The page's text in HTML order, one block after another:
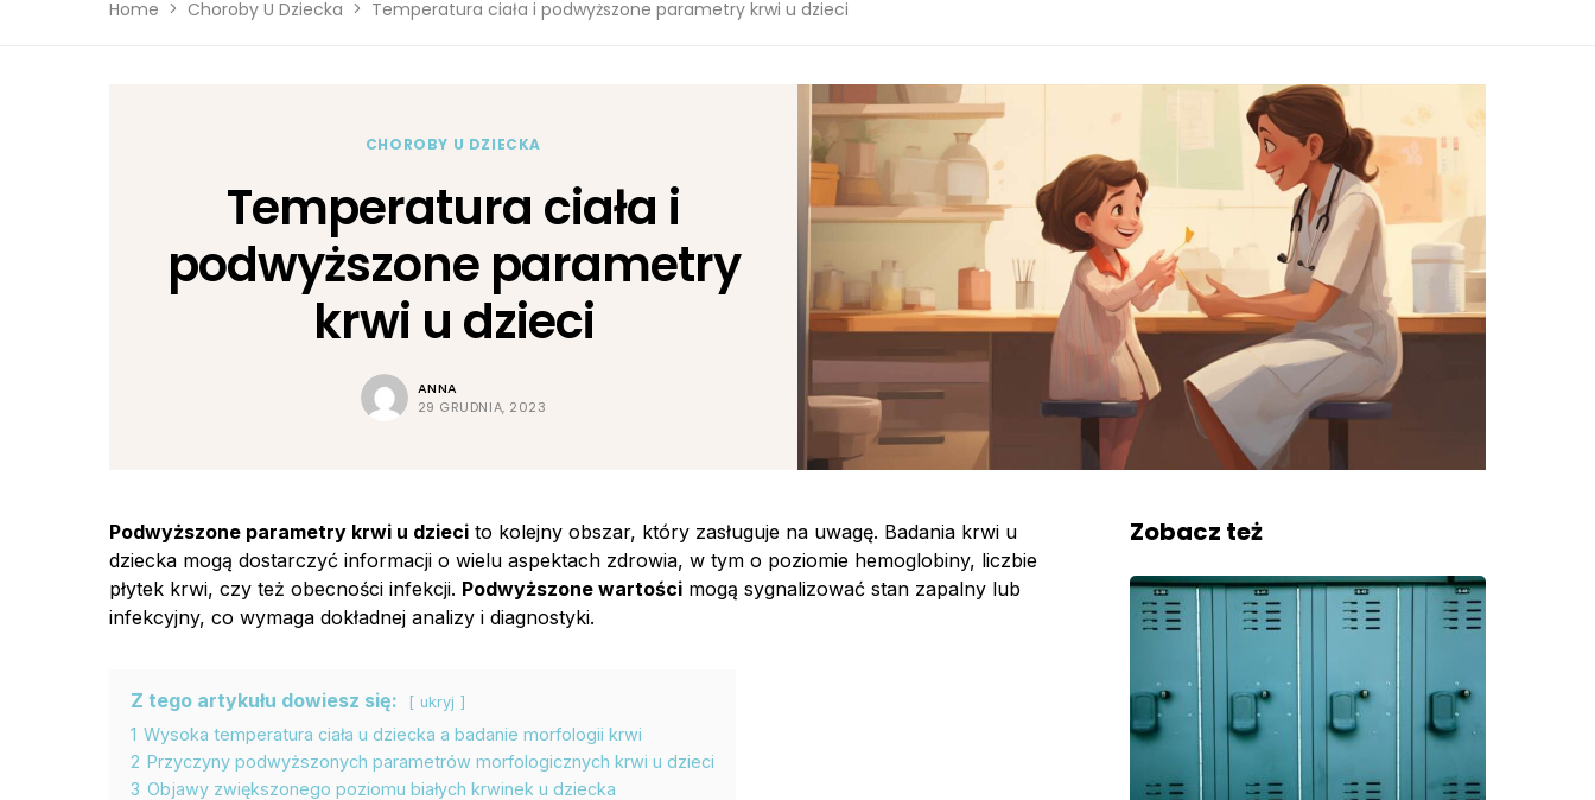
Home Choroby U Dziecka Temperatura ciała i podwyższone parametry krwi u dzieci
CHOROBY U DZIECKA
Temperatura ciała i
podwyższone parametry
krwi u dzieci
ANNA
29 GRUDNIA, 2023
Podwyższone parametry krwi u dzieci to kolejny obszar, który zasługuje na uwagę. Badania krwi u
dziecka mogą dostarczyć informacji o wielu aspektach zdrowia, w tym o poziomie hemoglobiny, liczbie
płytek krwi, czy też obecności infekcji. Podwyższone wartości mogą sygnalizować stan zapalny lub
infekcyjny, co wymaga dokładnej analizy i diagnostyki.
Z tego artykułu dowiesz się: ukryj
1 Wysoka temperatura ciała u dziecka a badanie morfologii krwi
2 Przyczyny podwyższonych parametrów morfologicznych krwi u dzieci
3 Objawy zwiększonego poziomu białych krwinek u dziecka
Zobacz też